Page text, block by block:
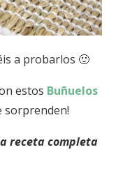
a probarlos 🙂
estos Buñuelos
sorprenden!
receta completa